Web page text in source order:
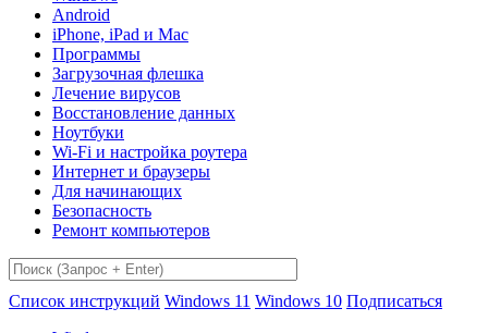
Android
iPhone, iPad и Mac
Программы
Загрузочная флешка
Лечение вирусов
Восстановление данных
Ноутбуки
Wi-Fi и настройка роутера
Интернет и браузеры
Для начинающих
Безопасность
Ремонт компьютеров
Список инструкций Windows 11 Windows 10 Подписаться